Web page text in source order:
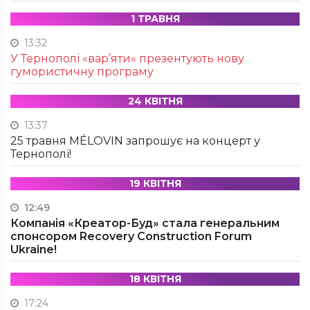
1 ТРАВНЯ
13:32
У Тернополі «вар’яти» презентують нову
гумористичну програму
24 КВІТНЯ
13:37
25 травня MÉLOVIN запрошує на концерт у
Тернополі!
19 КВІТНЯ
12:49
Компанія «Креатор-Буд» стала генеральним
спонсором Recovery Construction Forum
Ukraine!
18 КВІТНЯ
17:24